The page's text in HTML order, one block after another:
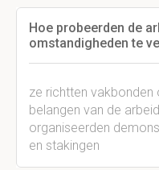
Hoe probeerden de
omstandigheden te
ze richtten vakbonden
belangen van de
organiseerden
en stakingen